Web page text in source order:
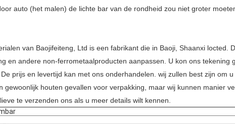
auto (het malen) de lichte bar van de rondheid zou niet groter
van Baojifeiteng, Ltd is een fabrikant die in Baoji, Shaanxi locted.
en andere non-ferrometaalproducten aanpassen. U kon ons tekening
prijs en levertijd kan met ons onderhandelen. wij zullen best zijn om
gewoonlijk houten gevallen voor verpakking, maar wij kunnen manier
te verzenden ons als u meer details wilt kennen.